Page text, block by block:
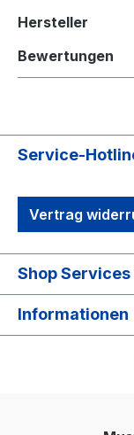
Hersteller
Bewertungen
Service-
Vertrag
Shop Services
Informationen